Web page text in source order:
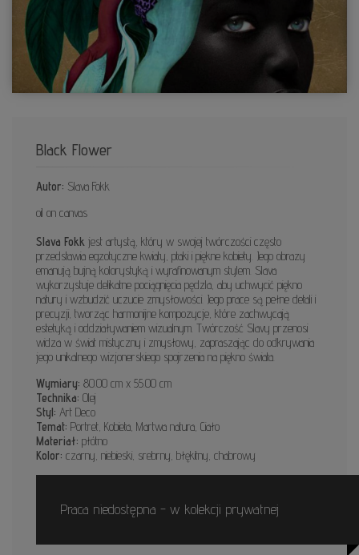
Black Flower
Autor: Slava Fokk
oil on canvas
Slava Fokk jest artystą, który w swojej twórczości często
przedstawia egzotyczne kwiaty, ptaki i piękne kobiety. Jego obrazy
emanują bujną kolorystyką i wyrafinowanym stylem. Slava
wykorzystuje delikatne pociągnięcia pędzla, aby uchwycić piękno
natury i wzbudzić uczucie zmysłowości. Jego prace są pełne detali i
precyzji, tworząc harmonijne kompozycje, które zachwycają
estetyką i oddziaływaniem wizualnym. Twórczość Slavy przenosi
widza w świat mistyczny i zmysłowy, zapraszając do odkrywania
jego unikalnego wizjonerskiego spojrzenia na piękno świata.
Wymiary: 80.00 cm x 55.00 cm
Technika: Olej
Styl: Art Deco
Temat: Portret, Kobieta, Martwa natura, Ciało
Materiał: płótno
Kolor: czarny, niebieski, srebrny, błękitny, chabrowy
Praca niedostępna - w kolekcji prywatnej